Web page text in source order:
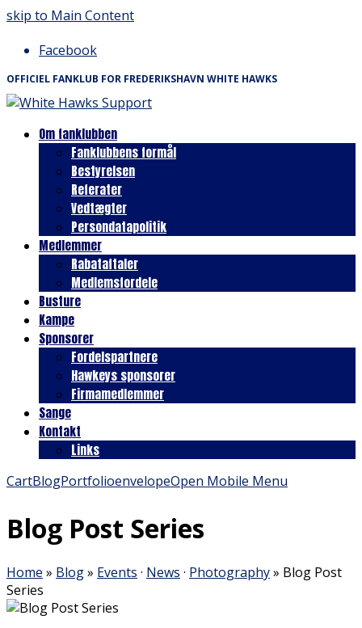
skip to Main Content
Facebook
OFFICIEL FANKLUB FOR FREDERIKSHAVN WHITE HAWKS
Om fanklubben
Fanklubbens formål
Bestyrelsen
Referater
Vedtægter
Persondatapolitik
Medlemmer
Rabataftaler
Medlemsfordele
Busture
Kampe
Sponsorer
Fordelspartnere
Hawkeys sponsorer
Firmamedlemmer
Sange
Kontakt
Links
CartBlogPortfolioenvelopeOpen Mobile Menu
Blog Post Series
Home » Blog» Events · News · Photography» Blog Post
Series